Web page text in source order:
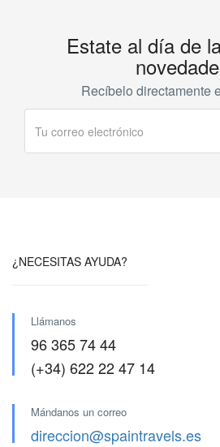
Estate al día de
Recíbelo directamente
¿NECESITAS AYUDA?
Llámanos
96 365 74 44
(+34) 622 22 47 14
Mándanos un correo
direccion@spaintravels.es